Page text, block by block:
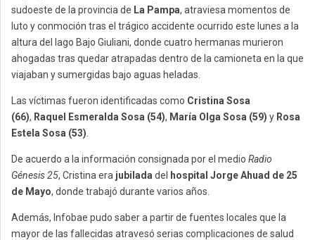
sudoeste de la provincia de La Pampa, atraviesa momentos de
luto y conmoción tras el trágico accidente ocurrido este lunes a la
altura del lago Bajo Giuliani, donde cuatro hermanas murieron
ahogadas tras quedar atrapadas dentro de la camioneta en la que
viajaban y sumergidas bajo aguas heladas.
Las víctimas fueron identificadas como Cristina Sosa
(66), Raquel Esmeralda Sosa (54), María Olga Sosa (59) y Rosa
Estela Sosa (53)
De acuerdo a la información consignada por el medio Radio
Génesis 25, Cristina era jubilada del
hospital Jorge Ahuad de 25
de Mayo, donde trabajó durante varios años.
Además, Infobae pudo saber a partir de fuentes locales que la
mayor de las fallecidas atravesó serias complicaciones de salud